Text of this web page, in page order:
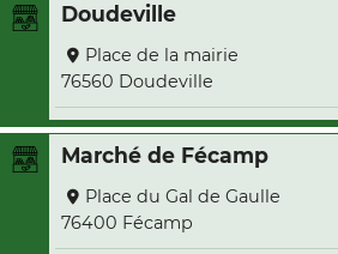
Doudeville
Place de la mairie
76560 Doudeville
Marché de Fécamp
Place du Gal de Gaulle
76400 Fécamp